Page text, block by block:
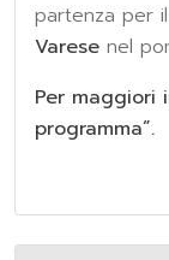
partenza per
Varese nel
Per maggiori
programma”.